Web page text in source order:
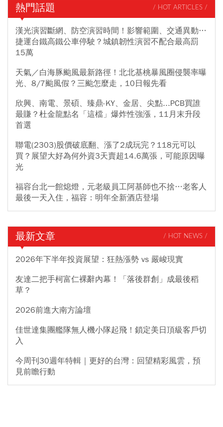
熱門話題 / HOT ARTICLES /
漢光演習斷網、防空演習時間！影響範圍、交通異動…
捷運台鐵高鐵公車停駛？城鎮韌性演習不配合最高罰
15萬
天氣／白海豚颱風最新路徑！北北基桃暴風圈侵襲率曝
光、8/7颱風假？三颱怎麼走，10日報先看
欣興、南電、景碩、臻鼎-KY、金居、尖點...PCB買誰
最賺？杜金龍點名「這檔」爆炸性強漲，11月末升段
首選
聯電(2303)股價破底翻、漲了2成玩完？118元可以
買？展望大好為何外資3天賣超14.6萬張，可能原因曝
光
福容台北一館熄燈，元老級員工阿基師也不捨…老客人
最後一天入住，福容：明年全新酒店登場
最新文章 / HOT NEWS /
2026年下半年投資展望：狂熱漲勢 vs 嚴峻現實
友達二把手柯富仁裸辭內幕！「落後群創」成最後稻
草？
2026前進大南方論壇
佳世達集團艦隊無人機小隊起飛！鎖定美日頂級客戶切
入
今周刊30週年特輯｜更好的台灣：回望精彩風雲，預
見前瞻行動